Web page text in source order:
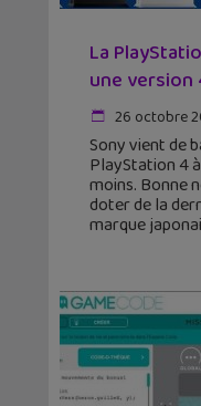
La
une version
26 octobre
Sony vient de
PlayStation 4
moins. Bonne
doter de la
marque